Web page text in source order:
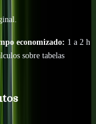
economizado: 1 a 2 h
sobre tabelas